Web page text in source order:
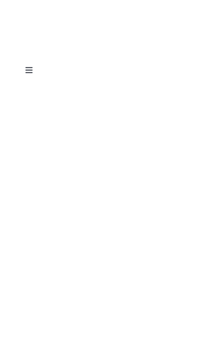
Toggle